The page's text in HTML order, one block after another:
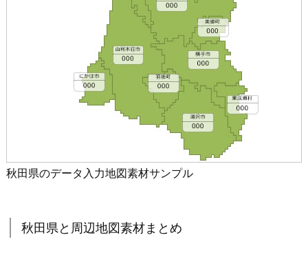
秋田県のデータ入力地図素材サンプル
秋田県と周辺地図素材まとめ